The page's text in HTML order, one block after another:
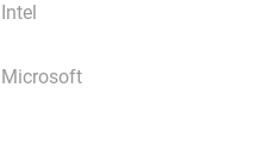
Intel
Microsoft